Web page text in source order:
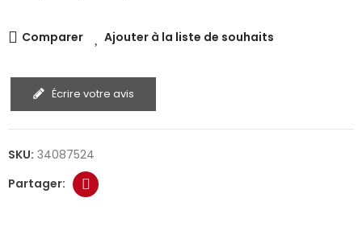
Comparer Ajouter à la liste de souhaits
Écrire votre avis
SKU: 34087524